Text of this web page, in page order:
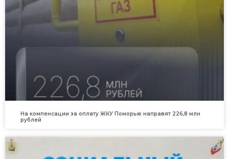
На компенсации за оплату ЖКУ Поморью направят 226,8 млн
рублей